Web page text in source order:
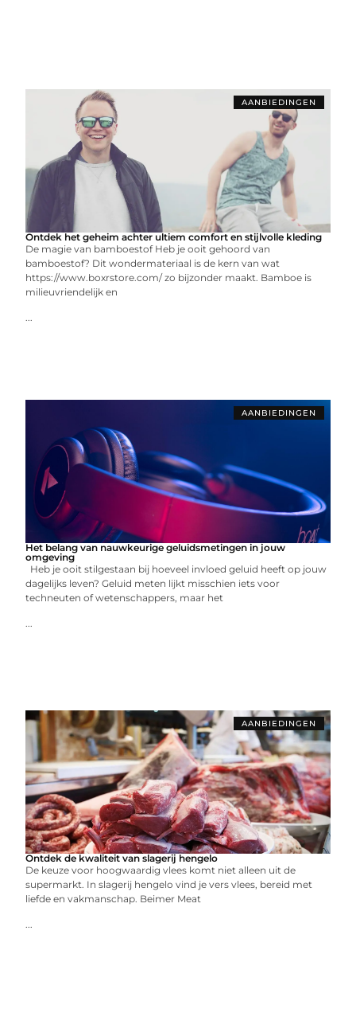
AANBIEDINGEN
Ontdek het geheim achter ultiem comfort en stijlvolle kleding
De magie van bamboestof Heb je ooit gehoord van
bamboestof? Dit wondermateriaal is de kern van wat
https://www.boxrstore.com/ zo bijzonder maakt. Bamboe is
milieuvriendelijk en
...
AANBIEDINGEN
Het belang van nauwkeurige geluidsmetingen in jouw
omgeving
Heb je ooit stilgestaan bij hoeveel invloed geluid heeft op jouw
dagelijks leven? Geluid meten lijkt misschien iets voor
techneuten of wetenschappers, maar het
...
AANBIEDINGEN
Ontdek de kwaliteit van slagerij hengelo
De keuze voor hoogwaardig vlees komt niet alleen uit de
supermarkt. In slagerij hengelo vind je vers vlees, bereid met
liefde en vakmanschap. Beimer Meat
...